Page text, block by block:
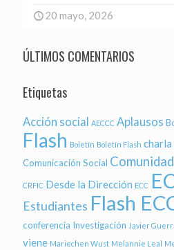
20 mayo, 2026
ÚLTIMOS COMENTARIOS
Etiquetas
Acción social AECCC Aplausos
Flash Boletín Boletín Flash charla
Comunicación Social Comunidad
CRFIC Desde la Dirección ECC
Estudiantes Flash
conferencia Investigación Javier
viene Mariechen Wust Melannie Leal